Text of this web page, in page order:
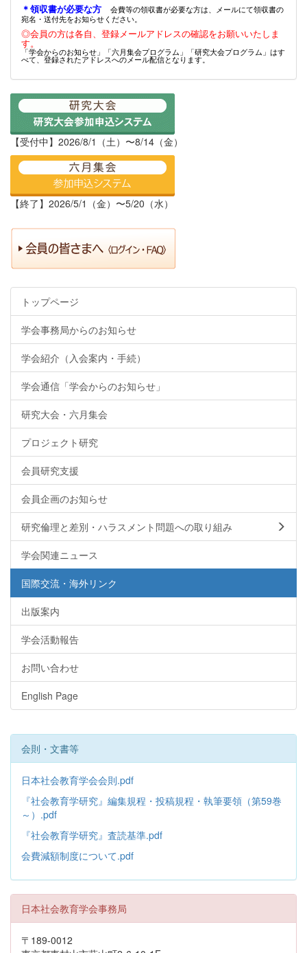
＊領収書が必要な方
会費等の領収書が必要な方は、メールにて領収書の
宛名・送付先をお知らせください。
◎会員の方は各自、登録メールアドレスの確認をお願いいたしま
す。
「学会からのお知らせ」「六月集会プログラム」「研究大会プログラム」はす
べて、登録されたアドレスへのメール配信となります。
【受付中】2026/8/1（土）〜8/14（金）
【終了】2026/5/1（金）〜5/20（水）
トップページ
学会事務局からのお知らせ
学会紹介（入会案内・手続）
学会通信「学会からのお知らせ」
研究大会・六月集会
プロジェクト研究
会員研究支援
会員企画のお知らせ
研究倫理と差別・ハラスメント問題への取り組み
学会関連ニュース
国際交流・海外リンク
出版案内
学会活動報告
お問い合わせ
English Page
会則・文書等
日本社会教育学会会則.pdf
『社会教育学研究』編集規程・投稿規程・執筆要領（第59巻
～）.pdf
『社会教育学研究』査読基準.pdf
会費減額制度について.pdf
日本社会教育学会事務局
〒189-0012